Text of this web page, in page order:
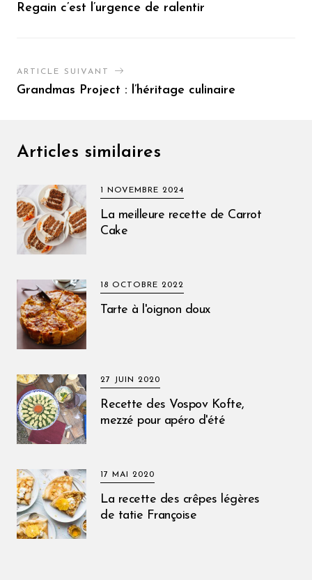
Regain c’est l’urgence de ralentir
ARTICLE SUIVANT
Grandmas Project : l’héritage culinaire
Articles similaires
1 NOVEMBRE 2024
La meilleure recette de Carrot
Cake
18 OCTOBRE 2022
Tarte à l'oignon doux
27 JUIN 2020
Recette des Vospov Kofte,
mezzé pour apéro d'été
17 MAI 2020
La recette des crêpes légères
de tatie Françoise